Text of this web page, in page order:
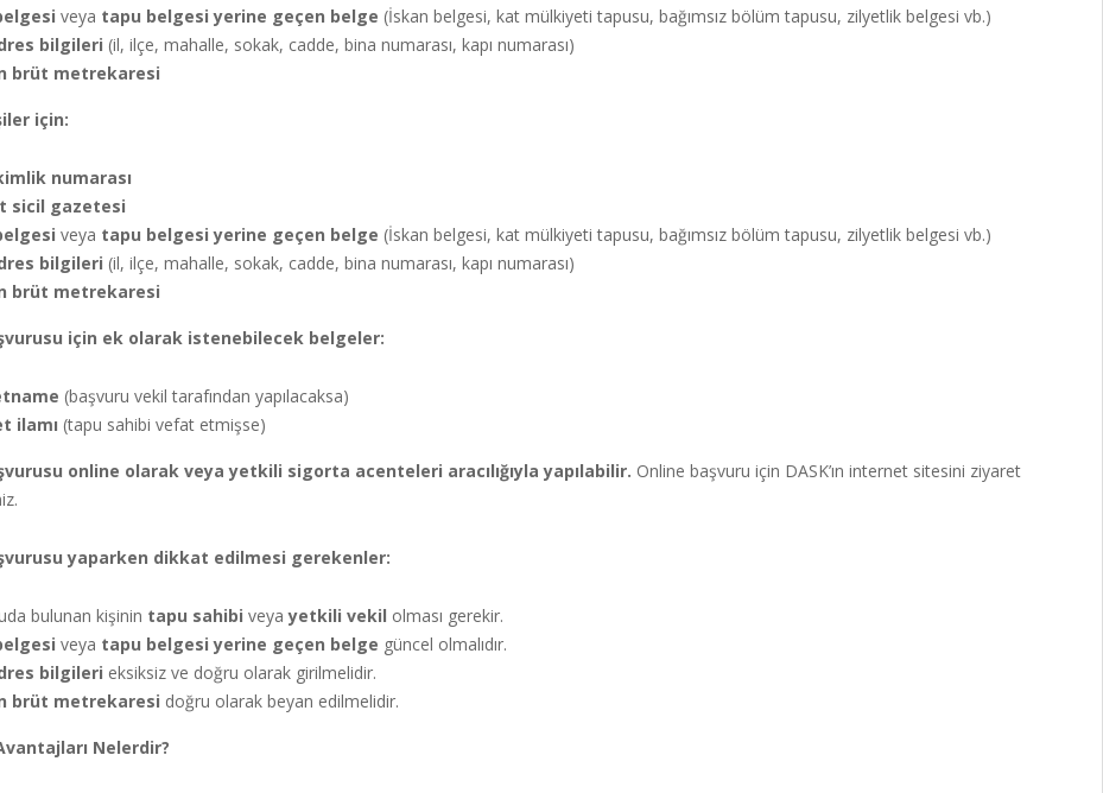
veya tapu belgesi yerine geçen belge (İskan belgesi, kat mülkiyeti tapusu, bağımsız bölüm tapusu, zilyetlik belgesi vb.)
bilgileri (il, ilçe, mahalle, sokak, cadde, bina numarası, kapı numarası)
brüt metrekaresi
için:
numarası
sicil gazetesi
veya tapu belgesi yerine geçen belge (İskan belgesi, kat mülkiyeti tapusu, bağımsız bölüm tapusu, zilyetlik belgesi vb.)
bilgileri (il, ilçe, mahalle, sokak, cadde, bina numarası, kapı numarası)
brüt metrekaresi
için ek olarak istenebilecek belgeler:
(başvuru vekil tarafından yapılacaksa)
ilamı (tapu sahibi vefat etmişse)
online olarak veya yetkili sigorta acenteleri aracılığıyla yapılabilir. Online başvuru için DASK’ın internet sitesini ziyaret
yaparken dikkat edilmesi gerekenler:
bulunan kişinin tapu sahibi veyayetkili vekil olması gerekir.
veya tapu belgesi yerine geçen belge güncel olmalıdır.
bilgileri eksiksiz ve doğru olarak girilmelidir.
brüt metrekaresi doğru olarak beyan edilmelidir.
Avantajları Nelerdir?